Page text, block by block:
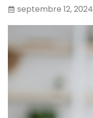
septembre 12, 2024